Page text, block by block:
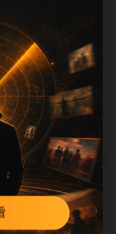
少量新增的方式持
推荐和清晰的层级路
1篇作为本栏目的初
度、稳定内链结构，
。如果后续发现页面
不足，将进入每日
每日少量、主题相
充。